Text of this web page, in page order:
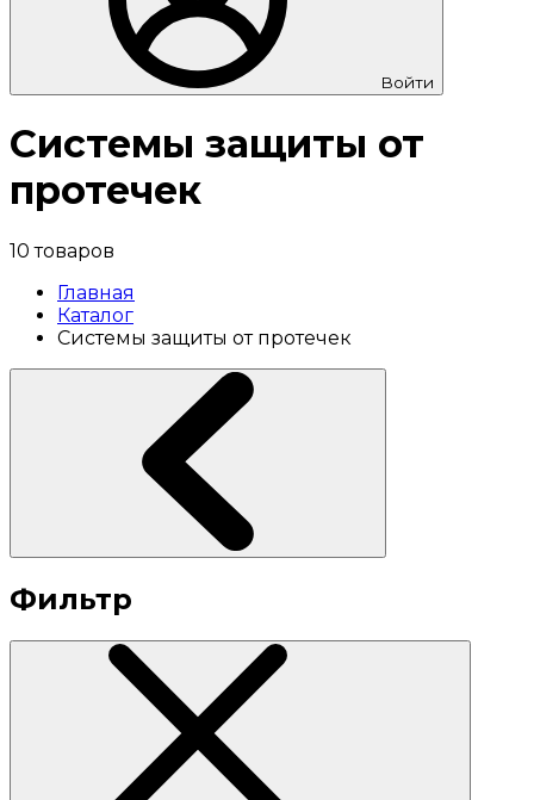
Войти
Системы защиты от
протечек
10 товаров
Главная
Каталог
Системы защиты от протечек
Фильтр